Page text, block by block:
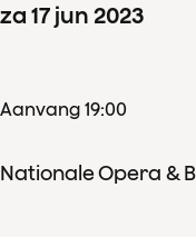
za 17 jun 2023
Aanvang 19:00
Nationale Opera &